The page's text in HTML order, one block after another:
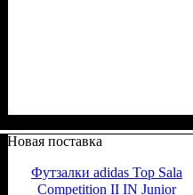
Новая поставка
Футзалки adidas Top Sala
Competition II IN Junior